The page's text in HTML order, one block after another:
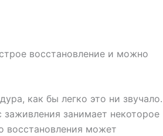
восстановление и можно
как бы легко это ни звучало.
занимает некоторое
восстановления может